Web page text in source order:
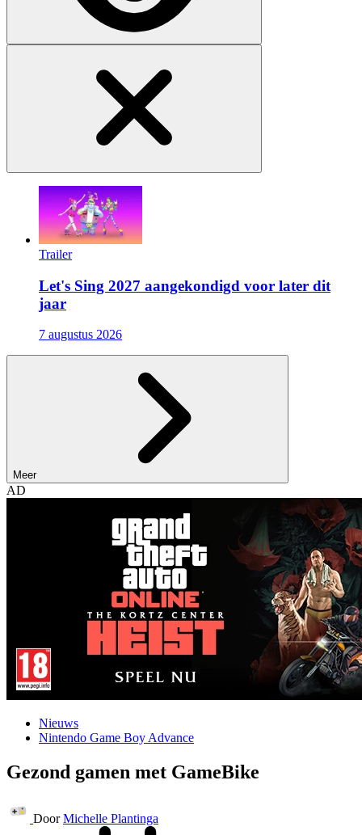
Trailer
Let's Sing 2027 aangekondigd voor later dit
jaar
7 augustus 2026
Meer
AD
Nieuws
Nintendo Game Boy Advance
Gezond gamen met GameBike
Door Michelle Plantinga